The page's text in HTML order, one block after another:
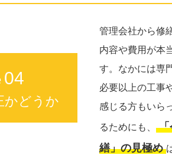
04
かどうか
管理会社から修
内容や費用が本
す。なかには専
必要以上の工事
感じる方もいら
るためにも、
「
繕」の見極め